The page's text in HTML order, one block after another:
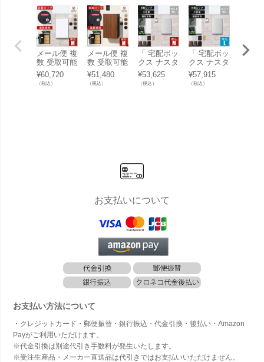
メール便 複
数 受取可能
郵便ポスト
一体型 「ナ
スタボック
¥60,720
（税込）
メール便 複
数 受取可能
郵便ポスト
一体型「 ナ
スタボック
¥51,480
（税込）
「 宅配ボッ
クス ナスタ
ボックス+
Mサイズ 壁
埋込タイプ
¥53,625
（税込）
「 宅配ボッ
クス ナスタ
ボックス+
Lサイズ 壁
埋込タイプ
¥57,915
（税込）
発送
お支払いについて
お支払い方法について
・クレジットカード・郵便振替・銀行振込・代金引換・後払い・Amazon
Payがご利用いただけます。
※代金引換は別途代引き手数料が発生いたします。
※受注生産品・メーカー直送品は代引きではお支払いいただけません。